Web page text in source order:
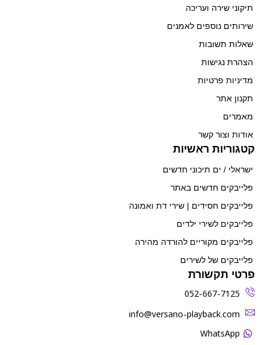
תיקוני שירה ועריכה
שירותים נוספים לאמנים
שאלות תשובות
הצהרת נגישות
מדיניות פרטיות
תקנון אתר
מאמרים
אודות וצור קשר
קטגוריות ראשיות
ישראלי / ים תיכוני חדשים
פלייבקים חדשים באתר
פלייבקים חסידים | שירי דת ואמונה
פלייבקים לשירי ילדים
פלייבקים מקוריים להורדה מהירה
פלייבקים של לשירים
פרטי תקשורת
052-667-7125
‫info@versano-playback.com‬
WhatsApp